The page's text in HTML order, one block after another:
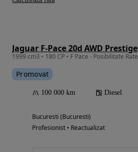
Jaguar F-Pace 20d AWD Prestige
Promovat
100 000 km Diesel
Bucuresti (Bucuresti)
Profesionist • Reactualizat